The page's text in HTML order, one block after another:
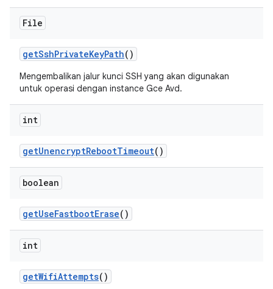
File
getSshPrivateKeyPath()
Mengembalikan jalur kunci SSH yang akan digunakan
untuk operasi dengan instance Gce Avd.
int
getUnencryptRebootTimeout()
boolean
getUseFastbootErase()
int
getWifiAttempts()